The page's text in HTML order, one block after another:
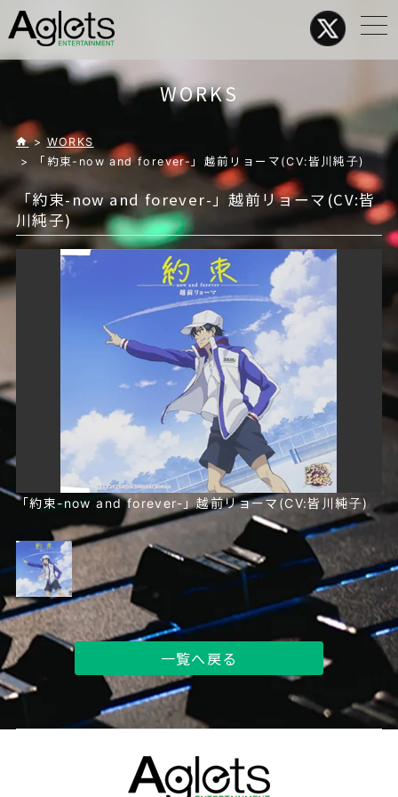
メ
ニ
WORKS
> WORKS
> 「約束-now and forever-」越前リョーマ(CV:皆川純子)
「約束-now and forever-」越前リョーマ(CV:皆
川純子)
「約束-now and forever-」越前リョーマ(CV:皆川純子)
一覧へ戻る